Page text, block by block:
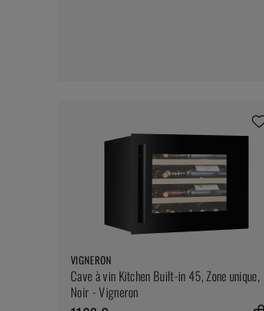
VIGNERON
Cave à vin Kitchen Built-in 45, Zone unique,
Noir - Vigneron